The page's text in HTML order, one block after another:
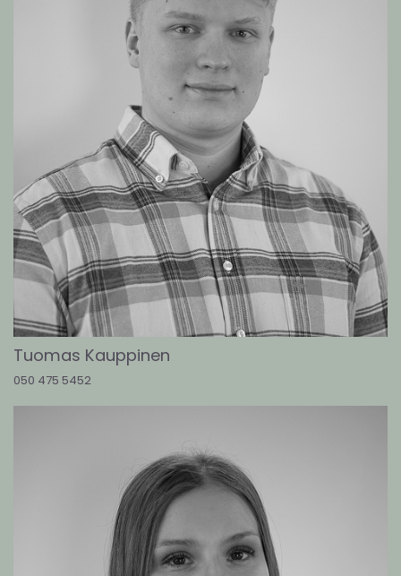
Tuomas Kauppinen
050 475 5452